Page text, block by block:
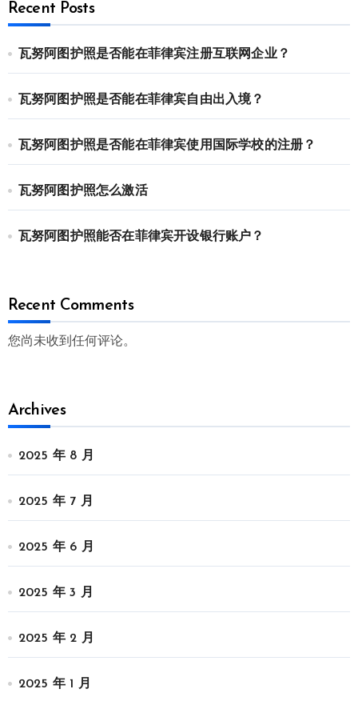
Recent Posts
瓦努阿图护照是否能在菲律宾注册互联网企业？
瓦努阿图护照是否能在菲律宾自由出入境？
瓦努阿图护照是否能在菲律宾使用国际学校的注册？
瓦努阿图护照怎么激活
瓦努阿图护照能否在菲律宾开设银行账户？
Recent Comments
您尚未收到任何评论。
Archives
2025 年 8 月
2025 年 7 月
2025 年 6 月
2025 年 3 月
2025 年 2 月
2025 年 1 月